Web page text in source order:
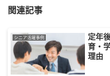
関連記事
シニア活躍事例
定年
育・
理由